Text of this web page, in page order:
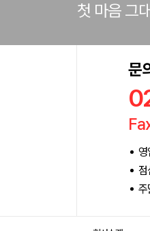
첫 마음 그
문
주